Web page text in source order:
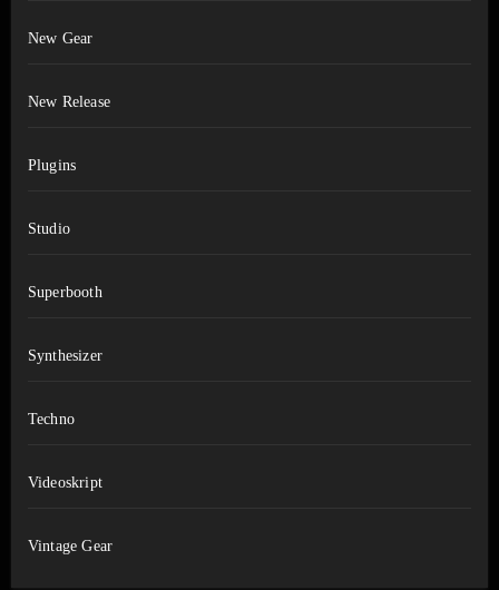
New Gear
New Release
Plugins
Studio
Superbooth
Synthesizer
Techno
Videoskript
Vintage Gear